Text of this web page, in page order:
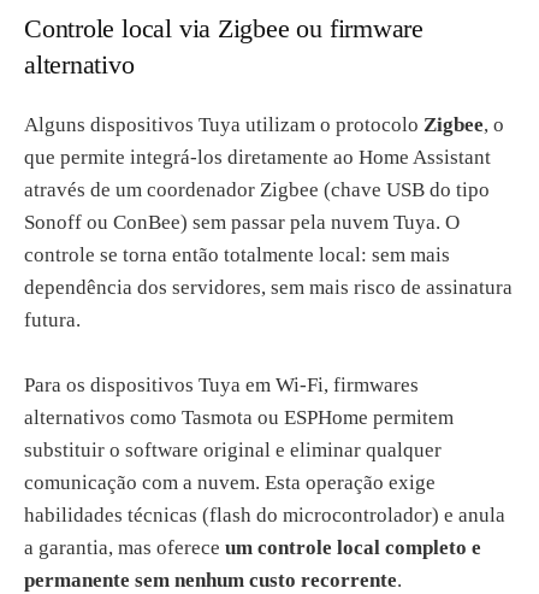
Controle local via Zigbee ou firmware
alternativo
Alguns dispositivos Tuya utilizam o protocolo Zigbee, o
que permite integrá-los diretamente ao Home Assistant
através de um coordenador Zigbee (chave USB do tipo
Sonoff ou ConBee) sem passar pela nuvem Tuya. O
controle se torna então totalmente local: sem mais
dependência dos servidores, sem mais risco de assinatura
futura.
Para os dispositivos Tuya em Wi-Fi, firmwares
alternativos como Tasmota ou ESPHome permitem
substituir o software original e eliminar qualquer
comunicação com a nuvem. Esta operação exige
habilidades técnicas (flash do microcontrolador) e anula
a garantia, mas oferece um controle local completo e
permanente sem nenhum custo recorrente.